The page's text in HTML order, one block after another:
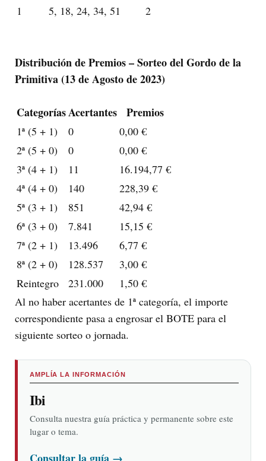
1 5, 18, 24, 34, 51 2
Distribución de Premios – Sorteo del Gordo de la
Primitiva (13 de Agosto de 2023)
CategoríasAcertantes Premios
1ª (5 + 1) 0
0,00 €
2ª (5 + 0)
0
0,00 €
3ª (4 + 1)
11
16.194,77 €
4ª (4 + 0)
140
228,39 €
5ª (3 + 1)
851
42,94 €
6ª (3 + 0)
7.841
15,15 €
7ª (2 + 1)
13.496
6,77 €
8ª (2 + 0)
128.537
3,00 €
Reintegro
231.000
1,50 €
Al no haber acertantes de 1ª categoría, el importe
correspondiente pasa a engrosar el BOTE para el
siguiente sorteo o jornada.
AMPLÍA LA INFORMACIÓN
Ibi
Consulta nuestra guía práctica y permanente sobre este
lugar o tema.